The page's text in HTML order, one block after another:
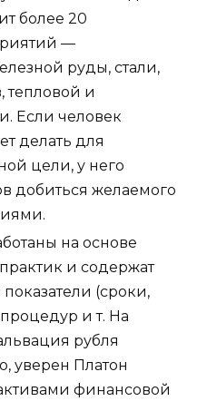
более 20
—
руды, стали,
тепловой и
Если человек
делать для
цели, у него
добиться желаемого
на основе
и содержат
(сроки,
и т. На
рубля
уверен Платон
финансовой